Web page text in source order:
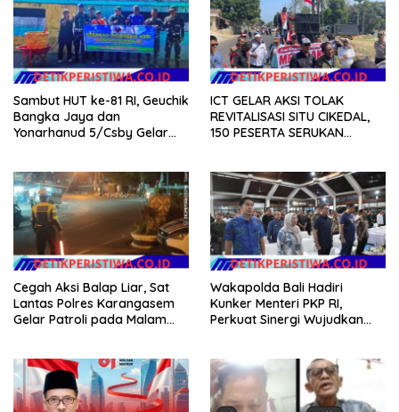
Sambut HUT ke-81 RI, Geuchik
Bangka Jaya dan
Yonarhanud 5/Csby Gelar
ICT GELAR AKSI TOLAK
REVITALISASI SITU CIKEDAL,
150 PESERTA SERUKAN
Cegah Aksi Balap Liar, Sat
Lantas Polres Karangasem
Gelar Patroli pada Malam
Wakapolda Bali Hadiri
Kunker Menteri PKP RI,
Perkuat Sinergi Wujudkan